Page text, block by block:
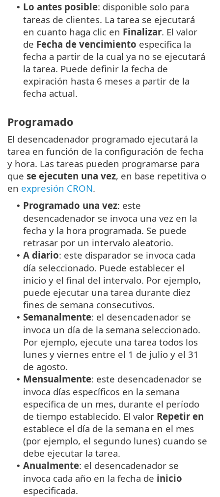
• Lo antes posible: disponible solo para
tareas de clientes. La tarea se ejecutará
en cuanto haga clic en Finalizar. El valor
de Fecha de vencimiento especifica la
fecha a partir de la cual ya no se ejecutará
la tarea. Puede definir la fecha de
expiración hasta 6 meses a partir de la
fecha actual.
Programado
El desencadenador programado ejecutará la
tarea en función de la configuración de fecha
y hora. Las tareas pueden programarse para
que se ejecuten una vez, en base repetitiva o
en expresión CRON.
• Programado una vez: este
desencadenador se invoca una vez en la
fecha y la hora programada. Se puede
retrasar por un intervalo aleatorio.
• A diario: este disparador se invoca cada
día seleccionado. Puede establecer el
inicio y el final del intervalo. Por ejemplo,
puede ejecutar una tarea durante diez
fines de semana consecutivos.
• Semanalmente: el desencadenador se
invoca un día de la semana seleccionado.
Por ejemplo, ejecute una tarea todos los
lunes y viernes entre el 1 de julio y el 31
de agosto.
• Mensualmente: este desencadenador se
invoca días específicos en la semana
específica de un mes, durante el período
de tiempo establecido. El valor Repetir en
establece el día de la semana en el mes
(por ejemplo, el segundo lunes) cuando se
debe ejecutar la tarea.
• Anualmente: el desencadenador se
invoca cada año en la fecha de inicio
especificada.